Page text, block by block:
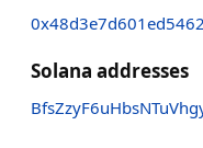
Solana addresses